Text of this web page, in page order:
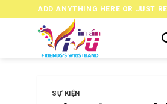
to
ADD ANYTHING HERE OR JUST
SỰ KIỆN